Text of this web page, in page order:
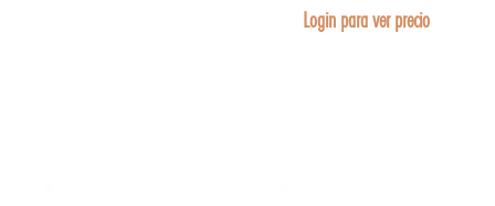
Login para ver precio